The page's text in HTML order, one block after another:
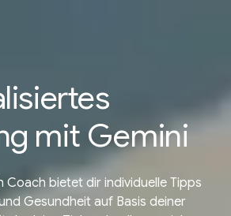
mit Gemini
Coach bietet dir individuelle Tipps
Gesundheit auf Basis deiner